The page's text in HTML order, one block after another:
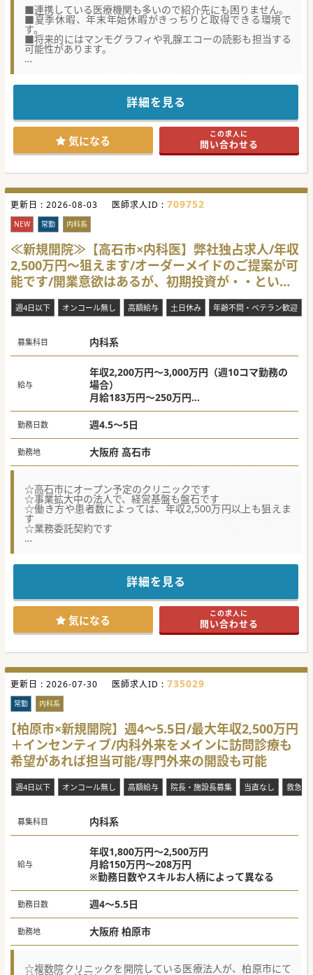
■連携している医療機関も多いので紹介先にも困りません。
■夏季休暇、年末年始休暇がきっちりと取得できる環境で
す。
■将来的にはマンモグラフィや乳腺エコーの読影も担当する
可能性があります。
ーや病院も運営している法人です。
■週4日勤務が可能です。朝の勤務開始時間は早いですが、
夕方は時短での勤務が可能で、育児中の医師も働きやすい環
境が整っています。
■地下鉄の最寄り駅より直結の施設ですので、雨の日でも濡
れずに通勤が出来るので非常に便利です。
【具体的な業務内容】
います。毎日、3名の医師で診察を行っております。
■健診時間は8:00～13:00で、午後は健診結果報告書のチェ
ック業務等の事務処理がメインになります。
■読影もお願いしておりますが、ご対応が難しいものがござ
いましたらご自身で対応できる範囲をしていただければ問題
ございません。
【募集背景】
■法人内の新施設が立ち上がり、患者数も増加しておりさら
に体制強化を図る為に内科系医師を広く募集しております。
■募集時期に関しましては、2025年4月迄のご入職できる先
生を優先的に確保したいご意向です。
で少しでもご興味あればお問い合わせください。
詳細を見る
気になる この求人に
問い合わせる
更新日 : 2026-08-03 医師求人ID : 709752
NEW 常勤 内科系
≪新規開院≫【高石市×内科医】弊社独占求人/年収
2,500万円～狙えます/オーダーメイドのご提案が可
能です/開業意欲はあるが、初期投資が・・という
先生必見！
週4日以下 オンコール無し 高額給与 土日休み 年齢不問・ベテラン歓迎
募集科目 内科系
給与
年収2,200万円～3,000万円（週10コマ勤務の
場合）
月給183万円～250万円
※ご経験やお人柄、働き方等により決定
勤務日数 週4.5～5日
勤務地 大阪府 高石市
☆高石市にオープン予定のクリニックです
☆事業拡大中の法人で、経営基盤も盤石です
☆働き方や患者数によっては、年収2,500万円以上も狙えま
す
☆業務委託契約です
法人よりお預かりした求人です。豊富なノウハウから、先生
のご意向に沿ったご提案が可能です。
■この度、高石市の医療モールにて、管理医師を務めていた
だける内科の先生を募集しておられます。
■開設者としてご勤務いただく予定ですが、運転資金の融資
や設備投資、採用やレセプト等の事務手続き等、諸々のサポ
ートも法人側で行いますので、「リスクを抑えて開業した
い」というような先生もお問い合わせください。
【職場環境と雰囲気】
■当法人の代表者はフットワークが軽く、バイタリティ溢れ
るリーダータイプのキャラクターです。代表者も積極的に面
談に同席されますので、「一度話を聞いてみたい」という先
生は気軽にお問い合わせください。
■「新たなチャレンジをしてみたい」、「バリバリ働いて稼
ぎたい」、「ワークライフバランスを充実させたい」等、先
生が実現させたい働き方をお聞かせください。
■マイカー通勤も可能です。近隣にスーパーもございますの
で、昼食や勤務後のお買い物にも便利です。
【やりがい】
等は法人にお任せし、先生は目の前の患者様への治療に集中
することができます。
ンスがございます。（記載されている求人概要はあくまでも
目安の情報です）
ックのロゴやHP作成等の開院準備も法人が行いますが、先生
のご意向を適宜ヒアリングしながら進めますので、先生のご
意向も反映させやすい環境です。
#業務委託案件
詳細を見る
気になる この求人に
問い合わせる
更新日 : 2026-07-30 医師求人ID : 735029
常勤 内科系
【柏原市×新規開院】週4～5.5日/最大年収2,500万円
＋インセンティブ/内科外来をメインに訪問診療も
希望があれば担当可能/専門外来の開設も可能
週4日以下 オンコール無し 高額給与 院長・施設長募集 当直なし 救急対
募集科目 内科系
給与
年収1,800万円～2,500万円
月給150万円～208万円
※勤務日数やスキルお人柄によって異なる
勤務日数 週4～5.5日
勤務地 大阪府 柏原市
☆複数院クリニックを開院している医療法人が、柏原市にて